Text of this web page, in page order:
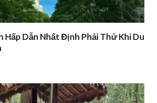
Hấp Dẫn Nhất Định Phải Thử Khi Du